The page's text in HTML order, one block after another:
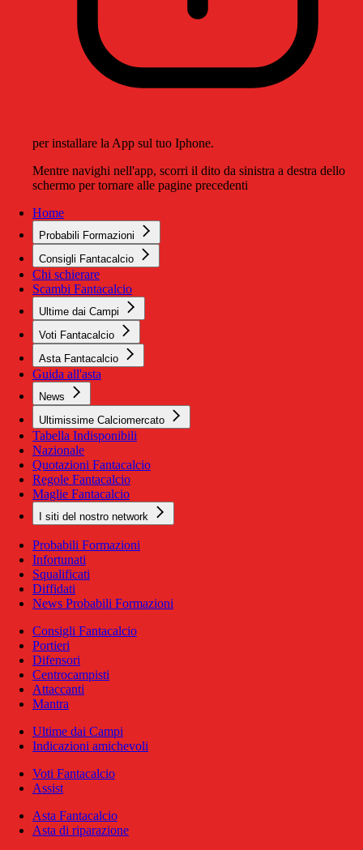
per installare la App sul tuo Iphone.
Mentre navighi nell'app, scorri il dito da sinistra a destra dello
schermo per tornare alle pagine precedenti
Home
Probabili Formazioni
Consigli Fantacalcio
Chi schierare
Scambi Fantacalcio
Ultime dai Campi
Voti Fantacalcio
Asta Fantacalcio
Guida all'asta
News
Ultimissime Calciomercato
Tabella Indisponibili
Nazionale
Quotazioni Fantacalcio
Regole Fantacalcio
Maglie Fantacalcio
I siti del nostro network
Probabili Formazioni
Infortunati
Squalificati
Diffidati
News Probabili Formazioni
Consigli Fantacalcio
Portieri
Difensori
Centrocampisti
Attaccanti
Mantra
Ultime dai Campi
Indicazioni amichevoli
Voti Fantacalcio
Assist
Asta Fantacalcio
Asta di riparazione